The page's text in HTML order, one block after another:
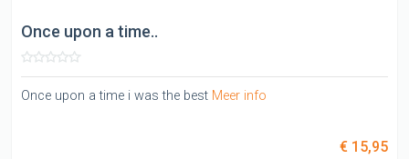
Once upon a time..
Once upon a time i was the best Meer info
€ 15,95